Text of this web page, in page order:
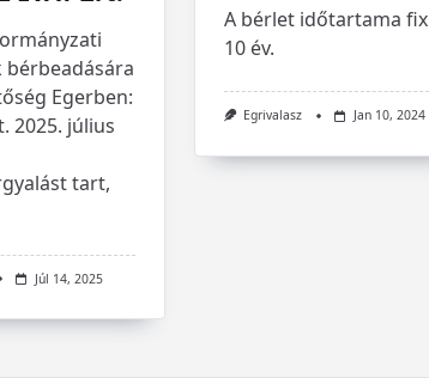
Egerben:
2025. július
tart,
Júl 14, 2025
A bérlet időtartama fix
10 év.
Egrivalasz Jan 10, 2024